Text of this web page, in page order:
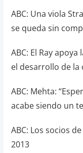
ABC: Una viola
se queda sin
ABC: El Ray
el desarrollo de la
ABC: Mehta:
acabe siendo un
ABC: Los socios
2013